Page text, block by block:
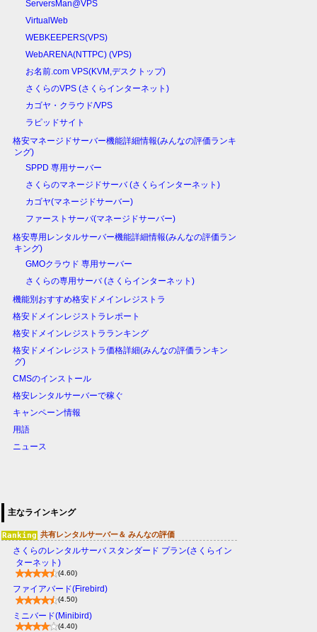
ServersMan@VPS
VirtualWeb
WEBKEEPERS(VPS)
WebARENA(NTTPC) (VPS)
お名前.com VPS(KVM,デスクトップ)
さくらのVPS (さくらインターネット)
カゴヤ・クラウド/VPS
ラピッドサイト
格安マネージドサーバー機能詳細情報(みんなの評価ランキ
ング)
SPPD 専用サーバー
さくらのマネージドサーバ (さくらインターネット)
カゴヤ(マネージドサーバー)
ファーストサーバ(マネージドサーバー)
格安専用レンタルサーバー機能詳細情報(みんなの評価ラン
キング)
GMOクラウド 専用サーバー
さくらの専用サーバ (さくらインターネット)
機能別おすすめ格安ドメインレジストラ
格安ドメインレジストラレポート
格安ドメインレジストラランキング
格安ドメインレジストラ価格詳細(みんなの評価ランキン
グ)
CMSのインストール
格安レンタルサーバーで稼ぐ
キャンペーン情報
用語
ニュース
主なラインキング
共有レンタルサーバー＆ みんなの評価
さくらのレンタルサーバ スタンダード プラン(さくらイン
ターネット)
(4.60)
ファイアバード(Firebird)
(4.50)
ミニバード(Minibird)
(4.40)